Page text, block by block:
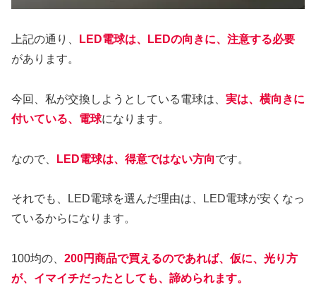
上記の通り、
LED電球は、LEDの向きに、注意する必要
があります。
今回、私が交換しようとしている電球は、 実は、横向きに
付いている、電球になります。
なので、 LED電球は、得意ではない方向です。
それでも、LED電球を選んだ理由は、LED電球が安くなっ
ているからになります。
100均の、 200円商品で買えるのであれば、仮に、光り方
が、イマイチだったとしても、諦められます。